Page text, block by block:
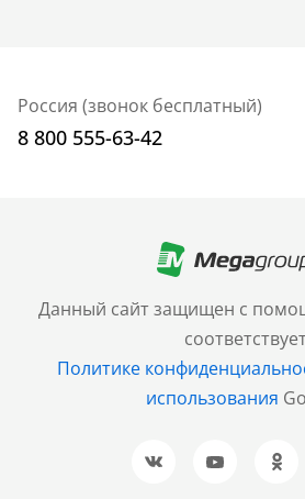
Данный сайт защищен с
Политике
использования
Россия (звонок бесплатный)
8 800 555-63-42
+7 (499) 705-30-10
Санкт-Петербург
+7 (812) 600-77-33
Барнаул
+7 (961) 999-93-93
Новосибирск